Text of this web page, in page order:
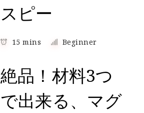
スピー
15 mins Beginner
絶品！材料3つ
で出来る、マグ